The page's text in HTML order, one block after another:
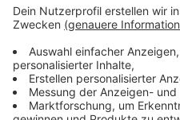
ANTENNE BAYERN
Lifestyle oder unsere
Zum